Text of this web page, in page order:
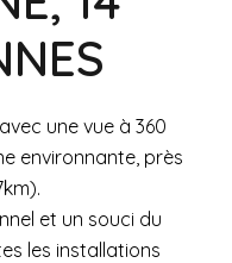
une vue à 360
environnante, près
et un souci du
les installations